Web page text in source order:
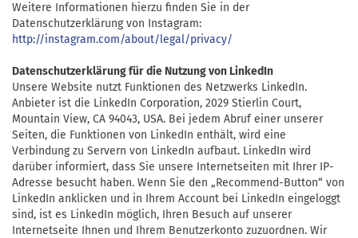
Weitere Informationen hierzu finden Sie in der
Datenschutzerklärung von Instagram:
http://instagram.com/about/legal/privacy/
Datenschutzerklärung für die Nutzung von LinkedIn
Unsere Website nutzt Funktionen des Netzwerks LinkedIn.
Anbieter ist die LinkedIn Corporation, 2029 Stierlin Court,
Mountain View, CA 94043, USA. Bei jedem Abruf einer unserer
Seiten, die Funktionen von LinkedIn enthält, wird eine
Verbindung zu Servern von LinkedIn aufbaut. LinkedIn wird
darüber informiert, dass Sie unsere Internetseiten mit Ihrer IP-
Adresse besucht haben. Wenn Sie den „Recommend-Button“ von
LinkedIn anklicken und in Ihrem Account bei LinkedIn eingeloggt
sind, ist es LinkedIn möglich, Ihren Besuch auf unserer
Internetseite Ihnen und Ihrem Benutzerkonto zuzuordnen. Wir